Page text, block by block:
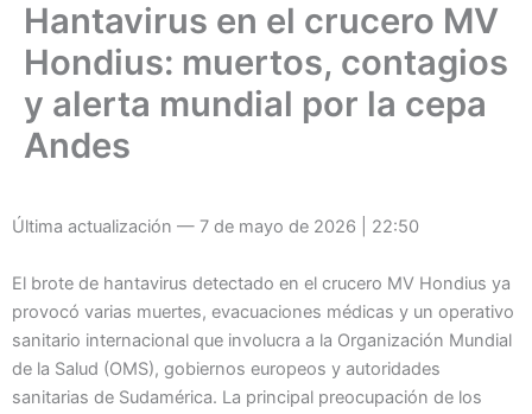
contenido
Hantavirus en el crucero MV
Hondius: muertos, contagios
y alerta mundial por la cepa
Andes
Última actualización — 7 de mayo de 2026 | 22:50
El brote de hantavirus detectado en el crucero MV Hondius ya
provocó varias muertes, evacuaciones médicas y un operativo
sanitario internacional que involucra a la Organización Mundial
de la Salud (OMS), gobiernos europeos y autoridades
sanitarias de Sudamérica. La principal preocupación de los